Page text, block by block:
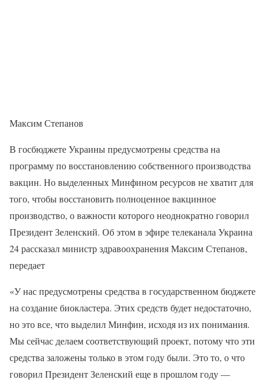
Максим Степанов
В госбюджете Украины предусмотрены средства на
программу по восстановлению собственного производства
вакцин. Но выделенных Минфином ресурсов не хватит для
того, чтобы восстановить полноценное вакцинное
производство, о важности которого неоднократно говорил
Президент Зеленский. Об этом в эфире телеканала Украина
24 рассказал министр здравоохранения Максим Степанов,
передает
«У нас предусмотрены средства в государственном бюджете
на создание биокластера. Этих средств будет недостаточно,
но это все, что выделил Минфин, исходя из их понимания.
Мы сейчас делаем соответствующий проект, потому что эти
средства заложены только в этом году были. Это то, о что
говорил Президент Зеленский еще в прошлом году —